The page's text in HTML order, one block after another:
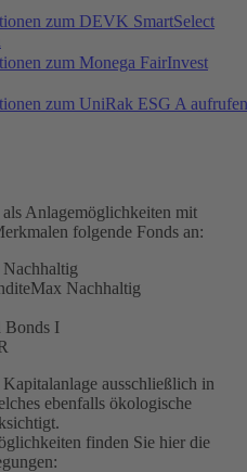
zum DEVK SmartSelect
zum Monega FairInvest
zum UniRak ESG A aufrufen
Anlagemöglichkeiten mit
folgende Fonds an:
Nachhaltig
Bonds I
ausschließlich in
ebenfalls ökologische
finden Sie hier die